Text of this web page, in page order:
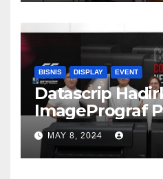
BISNIS DISPLAY EVENT
Datascrip
ImagePrograf
Series
MAY 8, 2024